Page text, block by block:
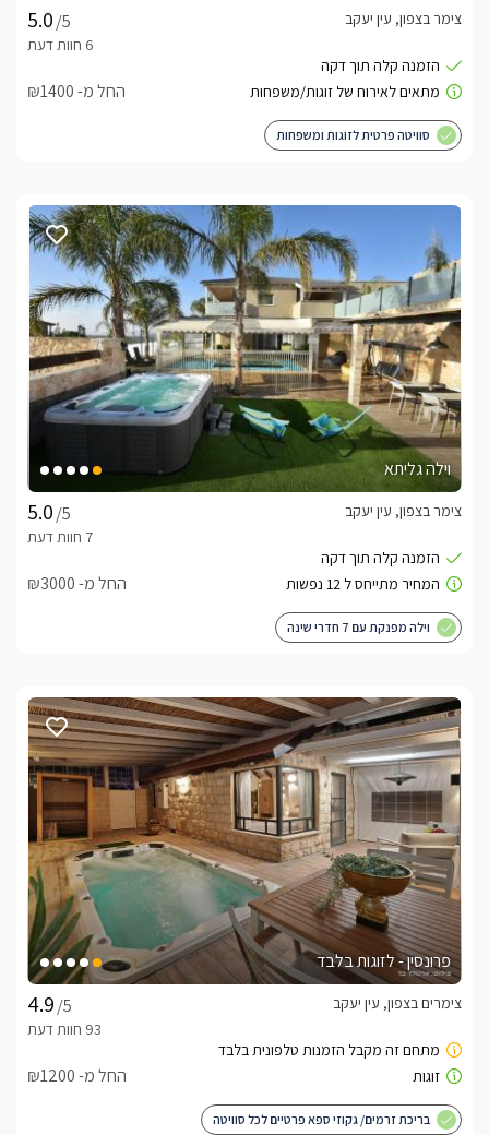
/5
צימר בצפון, עין יעקב
החל מ- ₪1400
סוויטה פרטית לזוגות ומשפחות
וילה גליתא
/5
צימר בצפון, עין יעקב
החל מ- ₪3000
וילה מפנקת עם 7 חדרי שינה
פרונסין - לזוגות בלבד
/5
צימרים בצפון, עין יעקב
החל מ- ₪1200
בריכת זרמים/ גקוזי ספא פרטיים לכל סוויטה